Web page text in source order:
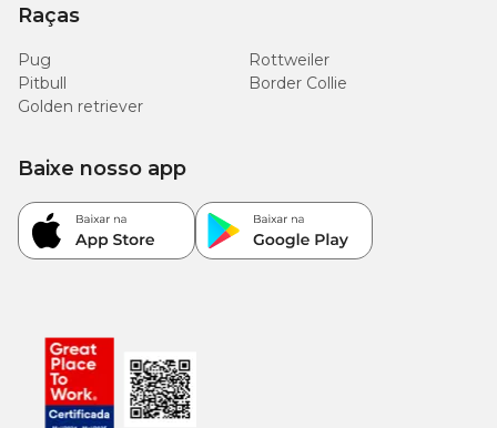
Raças
Pug
Rottweiler
Pitbull
Border Collie
Golden retriever
Baixe nosso app